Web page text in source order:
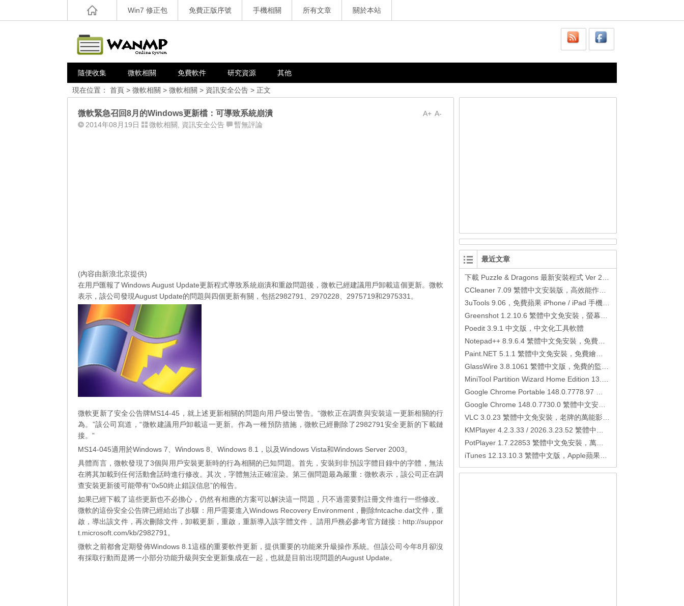
Win7 修正包 免費正版序號 手機相關 所有文章 關於本站
隨便收集 微軟相關 免費軟件 研究資源 其他
現在位置： 首頁 > 微軟相關 > 微軟相關 > 資訊安全公告 > 正文
A-
A+
微軟緊急召回8月的Windows更新檔：可導致系統崩潰
2014年08月19日 微軟相關 資訊安全公告 暫無評論
(內容由新浪北京提供)
在用戶匯報了Windows August Update更新程式導致系統崩潰和重啟問題後，微軟已經建議用戶卸載這個更新。微軟
表示，該公司發現August Update的問題與四個更新有關，包括2982791、2970228、2975719和2975331。
微軟更新了安全公告牌MS14-45，就上述更新相關的問題向用戶發出警告。“微軟正在調查與安裝這一更新相關的行
為。”該公司寫道，“微軟建議用戶卸載這一更新。作為一種預防措施，微軟已經刪除了2982791安全更新的下載鏈
接。”
MS14-045適用於Windows 7、Windows 8、Windows 8.1，以及Windows Vista和Windows Server 2003。
具體而言，微軟發現了3個與用戶安裝更新時的行為相關的已知問題。首先，安裝到非預設字體目錄中的字體，無法
在將其加載到任何活動會話時進行修改。其次，字體無法正確渲染。第三個問題最為嚴重：微軟表示，該公司正在調
查安裝更新後可能帶有“0x50終止錯誤信息”的報告。
如果已經下載了這些更新也不必擔心，仍然有相應的方案可以解決這一問題，只不過需要對註冊文件進行一些修改。
微軟的這份安全公告牌已經給出了步驟：用戶需要進入Windows Recovery Environment，刪除fntcache.dat文件，重
啟，導出該文件，再次刪除文件，卸載更新，重啟，重新導入該字體文件 。請用戶務必參考官方鏈接：http://suppor
t.microsoft.com/kb/2982791。
微軟之前都會定期發佈Windows 8.1這樣的重要軟件更新，提供重要的功能來升級操作系統。但該公司今年8月卻沒
有採取行動而是將一小部分功能升級與安全更新集成在一起，也就是目前出現問題的August Update。
最近文章
Poedit 3.9.1 中文版，中文化工具軟體